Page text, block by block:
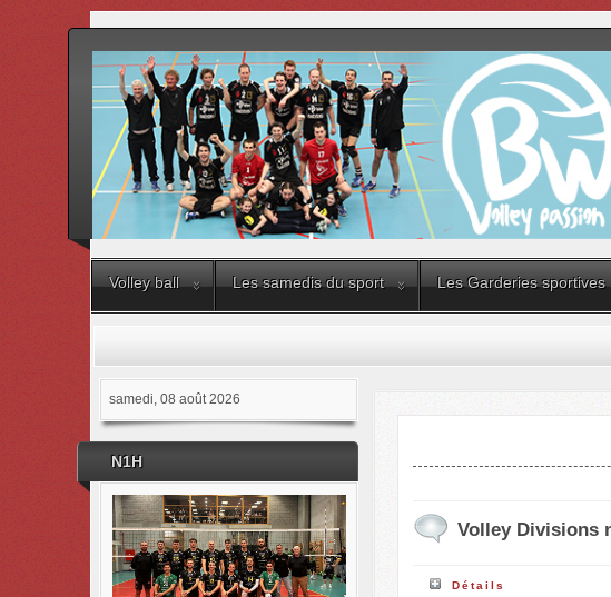
Volley ball Les samedis du sport Les Garderies sportives
samedi, 08 août 2026
N1H
Volley Divisions
Détails